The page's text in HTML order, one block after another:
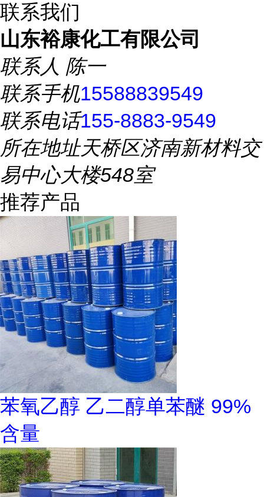
联系我们
山东裕康化工有限公司
联系人 陈一
联系手机15588839549
联系电话155-8883-9549
所在地址天桥区济南新材料交
易中心大楼548室
推荐产品
苯氧乙醇 乙二醇单苯醚 99%
含量